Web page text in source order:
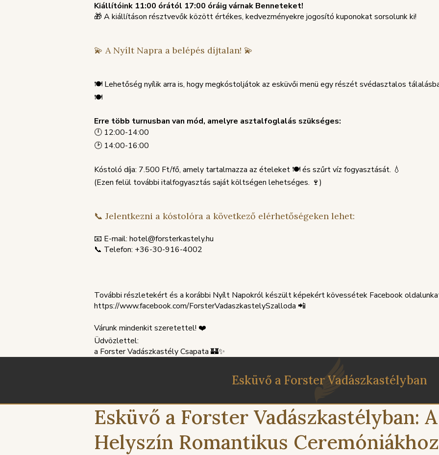
Kiállítóink 11:00 órától 17:00 óráig várnak Benneteket!
🎁 A kiállításon résztvevők között értékes, kedvezményekre jogosító kuponokat sorsolunk ki!
💫 A Nyílt Napra a belépés díjtalan! 💫
🍽 Lehetőség nyílik arra is, hogy megkóstoljátok az esküvői menü egy részét svédasztalos
🍽
Erre több turnusban van mód, amelyre asztalfoglalás szükséges:
🕛 12:00-14:00
🕑 14:00-16:00
Kóstoló díja: 7.500 Ft/fő, amely tartalmazza az ételeket 🍽 és szűrt víz fogyasztását. 💧
(Ezen felül további italfogyasztás saját költségen lehetséges. 🍷)
📞 Jelentkezni a kóstolóra a következő elérhetőségeken lehet:
📧 E-mail: hotel@forsterkastely.hu
📞 Telefon: +36-30-916-4002
További részletekért és a korábbi Nyílt Napokról készült képekért kövessétek Facebook
https://www.facebook.com/ForsterVadaszkastelySzalloda 📲
Várunk mindenkit szeretettel! ❤️
Üdvözlettel:
a Forster Vadászkastély Csapata 🏰✨
Esküvő a Forster Vadászkastélyban
Esküvő a Forster Vadászkastélyban:
Helyszín Romantikus Ceremóniákhoz